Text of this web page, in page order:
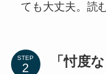
ても大丈夫。読
STEP
「忖度